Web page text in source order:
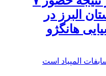
البرز در
هانگژو